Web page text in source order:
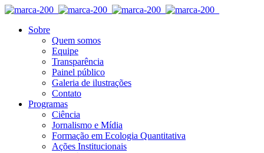
Sobre
Quem somos
Equipe
Transparência
Painel público
Galeria de ilustrações
Contato
Programas
Ciência
Jornalismo e Mídia
Formação em Ecologia Quantitativa
Ações Institucionais